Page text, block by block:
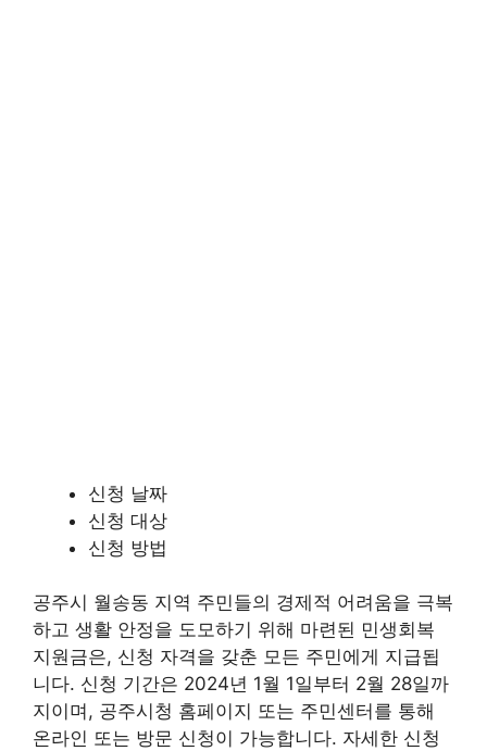
신청 날짜
신청 대상
신청 방법
공주시 월송동 지역 주민들의 경제적 어려움을 극복
하고 생활 안정을 도모하기 위해 마련된 민생회복
지원금은, 신청 자격을 갖춘 모든 주민에게 지급됩
니다. 신청 기간은 2024년 1월 1일부터 2월 28일까
지이며, 공주시청 홈페이지 또는 주민센터를 통해
온라인 또는 방문 신청이 가능합니다. 자세한 신청